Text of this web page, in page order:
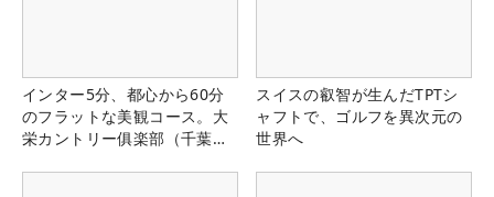
インター5分、都心から60分
のフラットな美観コース。大
栄カントリー俱楽部（千葉
スイスの叡智が生んだTPTシ
ャフトで、ゴルフを異次元の
世界へ